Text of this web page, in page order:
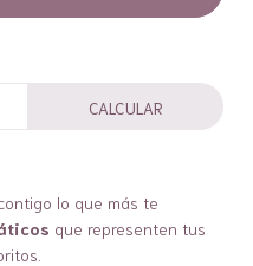
CALCULAR
lo que más te
que representen tus